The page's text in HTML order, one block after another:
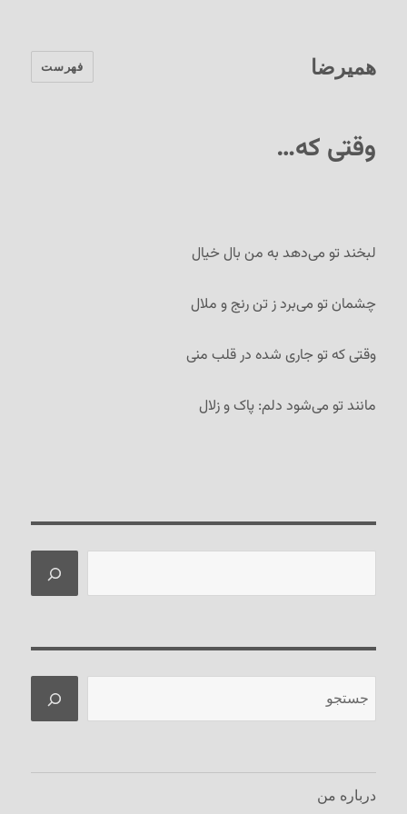
همیرضا فهرست
وقتی که…
لبخند تو می‌دهد به من بال خیال
چشمان تو می‌برد ز تن رنج و ملال
وقتی که تو جاری شده در قلب منی
مانند تو می‌شود دلم: پاک و زلال
درباره من